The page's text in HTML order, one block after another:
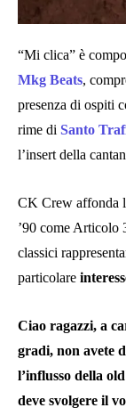
“Mi clica” è
Mkg Beats,
presenza di ospiti
rime di Santo
l’insert della
CK Crew affonda
’90 come Articolo
classici
particolare
Ciao ragazzi, a
gradi, non avete
l’influsso della
deve svolgere il